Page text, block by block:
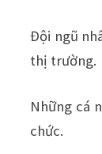
Đội ngũ
thị trường.
Những cá
chức.